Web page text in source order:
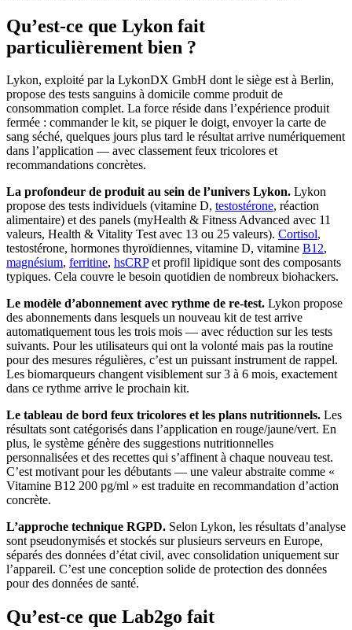
Qu’est-ce que Lykon fait
particulièrement bien ?
Lykon, exploité par la LykonDX GmbH dont le siège est à Berlin,
propose des tests sanguins à domicile comme produit de
consommation complet. La force réside dans l’expérience produit
fermée : commander le kit, se piquer le doigt, envoyer la carte de
sang séché, quelques jours plus tard le résultat arrive numériquement
dans l’application — avec classement feux tricolores et
recommandations concrètes.
La profondeur de produit au sein de l’univers Lykon. Lykon
propose des tests individuels (vitamine D, testostérone, réaction
alimentaire) et des panels (myHealth & Fitness Advanced avec 11
valeurs, Health & Vitality Test avec 13 ou 25 valeurs). Cortisol,
testostérone, hormones thyroïdiennes, vitamine D, vitamine B12,
magnésium, ferritine, hsCRPet profil lipidique sont des composants
typiques. Cela couvre le besoin quotidien de nombreux biohackers.
Le modèle d’abonnement avec rythme de re-test. Lykon propose
des abonnements dans lesquels un nouveau kit de test arrive
automatiquement tous les trois mois — avec réduction sur les tests
suivants. Pour les utilisateurs qui ont la volonté mais pas la routine
pour des mesures régulières, c’est un puissant instrument de rappel.
Les biomarqueurs changent visiblement sur 3 à 6 mois, exactement
dans ce rythme arrive le prochain kit.
Le tableau de bord feux tricolores et les plans nutritionnels. Les
résultats sont catégorisés dans l’application en rouge/jaune/vert. En
plus, le système génère des suggestions nutritionnelles
personnalisées et des recettes qui s’affinent à chaque nouveau test.
C’est motivant pour les débutants — une valeur abstraite comme «
Vitamine B12 200 pg/ml » est traduite en recommandation d’action
concrète.
L’approche technique RGPD. Selon Lykon, les résultats d’analyse
sont pseudonymisés et stockés sur plusieurs serveurs en Europe,
séparés des données d’état civil, avec consolidation uniquement sur
l’appareil. C’est une conception solide de protection des données
pour des données de santé.
Qu’est-ce que Lab2go fait